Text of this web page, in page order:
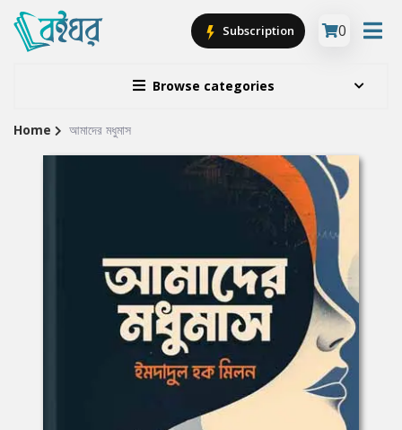
Browse categories
Subscription 0
Site
Home আমাদের মধুমাস